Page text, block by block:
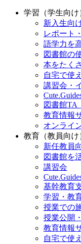
学習（学生向け
新入生向
レポート
語学力を
図書館の
本をたく
自宅で使
講習会・
図書館TA
教育情報
オンライ
教育（教員向け
新任教員
図書館を
講習会
基幹教育
学習・教
授業での
授業公開
教育情報
自宅で使